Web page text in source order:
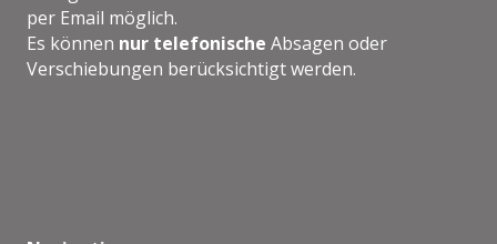
per Email möglich.
Es können nur telefonische Absagen oder
Verschiebungen berücksichtigt werden.